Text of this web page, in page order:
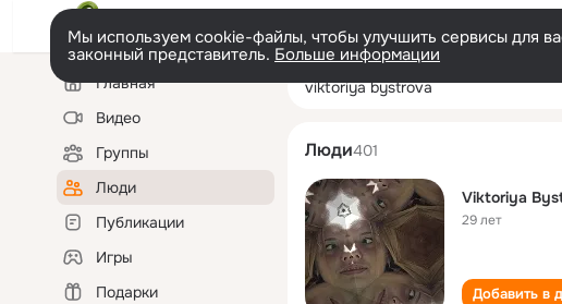
Мы используем cookie-файлы, чтобы улучшить сервисы для
законный представитель. Больше информации
Левая
колонкаГлавная
Видео
Группы
Люди
Публикации
Игры
Подарки
viktoriya bystrova
Люди401
Viktoriya
29 лет
Добавить в